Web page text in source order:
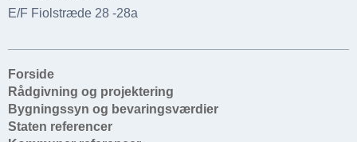
E/F Fiolstræde 28 -28a
Forside
Rådgivning og projektering
Bygningssyn og bevaringsværdier
Staten referencer